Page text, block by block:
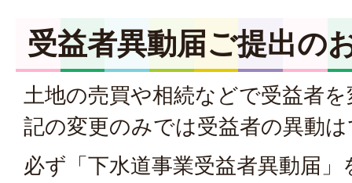
受益者異動届ご提出の
土地の売買や相続などで受益者
記の変更のみでは受益者の異動
必ず「下水道事業受益者異動届